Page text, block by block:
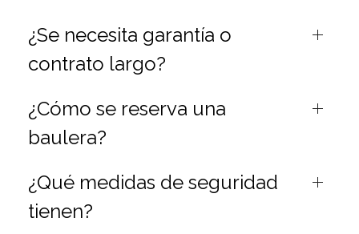
¿Se necesita garantía o
contrato largo?
¿Cómo se reserva una
baulera?
¿Qué medidas de seguridad
tienen?